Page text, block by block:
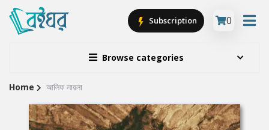
Browse categories
Subscription 0
Site
Breadcrumb
Home আলিফ লায়লা